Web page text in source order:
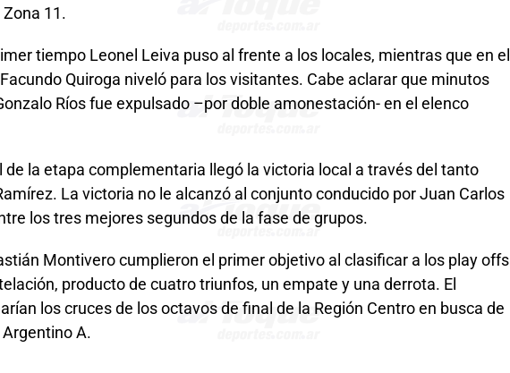
11.
tiempo Leonel Leiva puso al frente a los locales, mientras que en el
Quiroga niveló para los visitantes. Cabe aclarar que minutos
Ríos fue expulsado –por doble amonestación- en el elenco
de la etapa complementaria llegó la victoria local a través del tanto
La victoria no le alcanzó al conjunto conducido por Juan Carlos
los tres mejores segundos de la fase de grupos.
Montivero cumplieron el primer objetivo al clasificar a los play offs
producto de cuatro triunfos, un empate y una derrota. El
los cruces de los octavos de final de la Región Centro en busca de
A.